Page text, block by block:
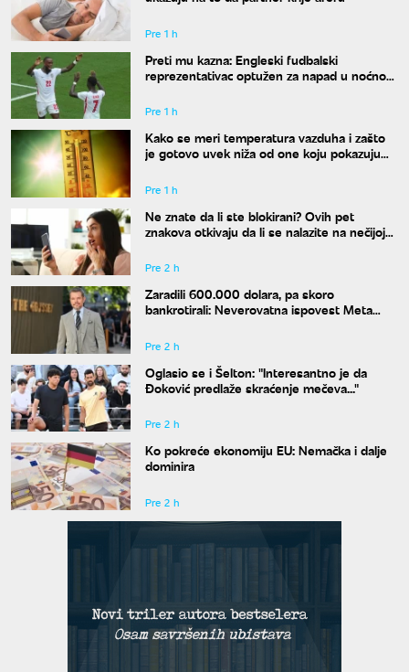
Pre 1 h
Preti mu kazna: Engleski fudbalski
reprezentativac optužen za napad u noćnom
Pre 1 h
Kako se meri temperatura vazduha i zašto
je gotovo uvek niža od one koju pokazuju
Pre 1 h
Ne znate da li ste blokirani? Ovih pet
znakova otkivaju da li se nalazite na nečijoj
Pre 2 h
Zaradili 600.000 dolara, pa skoro
bankrotirali: Neverovatna ispovest Meta
Pre 2 h
Oglasio se i Šelton: "Interesantno je da
Đoković predlaže skraćenje mečeva..."
Pre 2 h
Ko pokreće ekonomiju EU: Nemačka i dalje
dominira
Pre 2 h